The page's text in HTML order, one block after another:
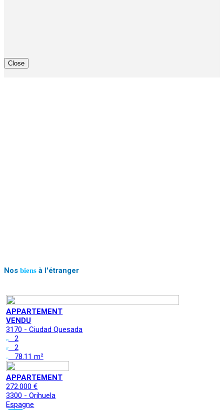
Close
Nos biens à l'étranger
APPARTEMENT
VENDU
3170 - Ciudad Quesada
2
2
78.11 m²
APPARTEMENT
272.000 €
3300 - Orihuela
Espagne